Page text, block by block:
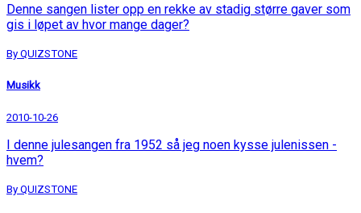
Denne sangen lister opp en rekke av stadig større gaver som
gis i løpet av hvor mange dager?
By QUIZSTONE
Musikk
2010-10-26
I denne julesangen fra 1952 så jeg noen kysse julenissen -
hvem?
By QUIZSTONE